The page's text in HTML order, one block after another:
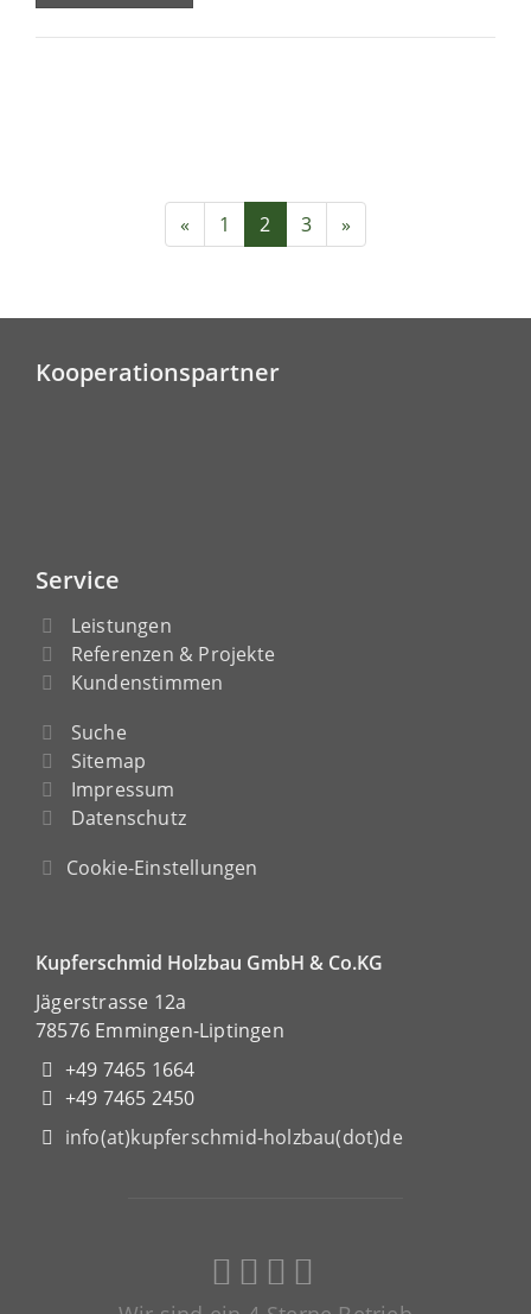
« 1 2 3 »
Kooperationspartner
Service
Leistungen
Referenzen & Projekte
Kundenstimmen
Suche
Sitemap
Impressum
Datenschutz
Cookie-Einstellungen
Kupferschmid Holzbau GmbH & Co.KG
Jägerstrasse 12a
78576 Emmingen-Liptingen
+49 7465 1664
+49 7465 2450
info(at)kupferschmid-holzbau(dot)de